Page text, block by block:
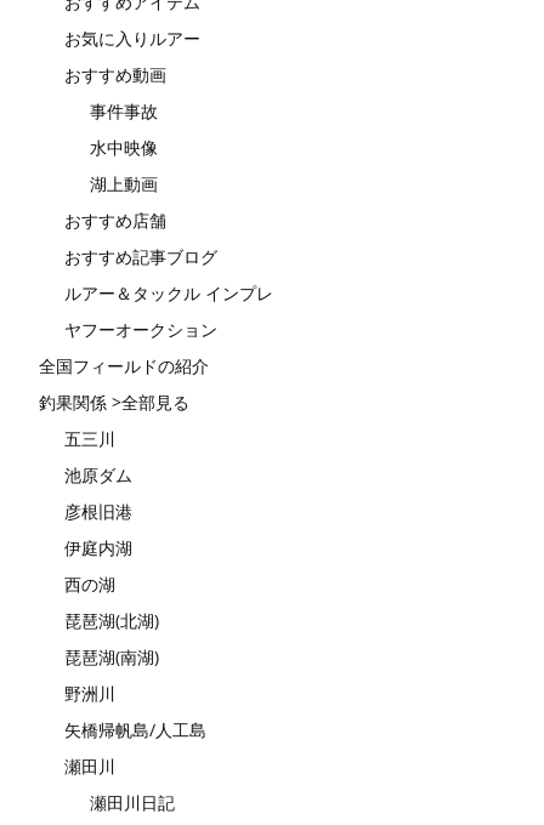
お気に入りルアー
おすすめ動画
事件事故
水中映像
湖上動画
おすすめ店舗
おすすめ記事ブログ
ルアー＆タックル インプレ
ヤフーオークション
全国フィールドの紹介
釣果関係 >全部見る
五三川
池原ダム
彦根旧港
伊庭内湖
西の湖
琵琶湖(北湖)
琵琶湖(南湖)
野洲川
矢橋帰帆島/人工島
瀬田川
瀬田川日記